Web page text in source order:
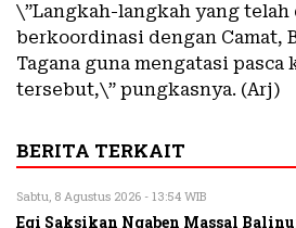
\”Langkah-langkah yang
berkoordinasi dengan Camat,
Tagana guna mengatasi pasca
tersebut,\” pungkasnya. (Arj)
BERITA TERKAIT
Sabtu, 8 Agustus 2026 - 13:54 WIB
Egi Saksikan Ngaben Massal